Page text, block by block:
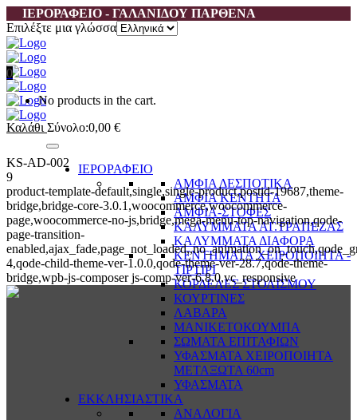
ΙΕΡΟΡΑΦΕΙΟ - ΓΑΛΑΝΙΔΟΥ ΠΑΡΘΕΝΑ
Επιλέξτε μια γλώσσα
0
No products in the cart.
Καλάθι Σύνολο:0,00 €
ΙΕΡΟΡΑΦΕΙΟ
ΑΜΦΙΑ ΔΕΣΠΟΤΙΚΑ
ΑΜΦΙΑ ΚΕΝΤΗΤΑ
ΑΜΦΙΑ-ΣΤΟΦΕΣ
ΚΑΛΥΜΜΑΤΑ ΑΓ.ΤΡΑΠΕΖΑΣ
ΚΑΛΥΜΜΑΤΑ ΔΙΑΦΟΡΑ
ΚΕΝΤΗΜΑΤΑ ΧΕΙΡΟΠΟΙΗΤΑ -
ΤΙΡΤΙΡΙ
ΚΟΡΔΕΛΕΣ ΣΤΟΛΙΣΜΟΥ
ΚΟΥΡΤΙΝΕΣ
ΛΑΒΑΡΑ
ΜΑΝΙΚΕΤΟΚΟΥΜΠΑ
ΣΩΜΑΤΑ ΕΠΙΤΑΦΙΩΝ
ΥΦΑΣΜΑΤΑ ΧΕΙΡΟΠΟΙΗΤΑ
ΜΕΤΑΞΩΤΑ 60cm
ΥΦΑΣΜΑΤΑ
ΕΚΚΛΗΣΙΑΣΤΙΚΑ
ΑΝΑΛΟΓΙΑ
KS-AD-002
9
product-template-default,single,single-product,postid-19687,theme-
bridge,bridge-core-3.0.1,woocommerce,woocommerce-
page,woocommerce-no-js,bridge,mega-menu-top-navigation,qode-
page-transition-
4,qode-child-theme-ver-1.0.0,qode-theme-ver-28.7,qode-theme-
bridge,wpb-js-composer js-comp-ver-6.8.0,vc_responsive